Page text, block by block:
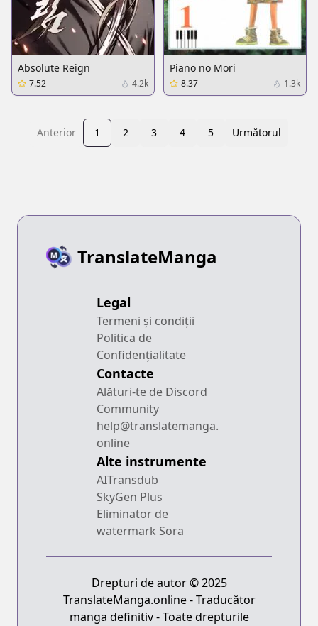
Absolute Reign
7.52 4.2k
Piano no Mori
8.37 1.3k
Anterior 1 2 3 4 5 Următorul
TranslateManga
Legal
Termeni și condiții
Politica de
Confidențialitate
Contacte
Alături-te de Discord
Community
help@translatemanga.
online
Alte instrumente
AITransdub
SkyGen Plus
Eliminator de
watermark Sora
Drepturi de autor © 2025
TranslateManga.online - Traducător
manga definitiv - Toate drepturile